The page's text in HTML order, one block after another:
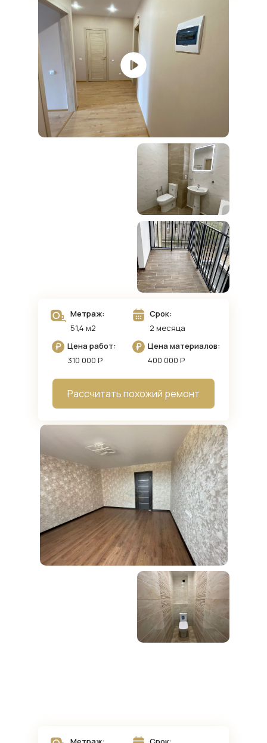
Рассчитать похожий ремонт
Метраж:
Срок:
51,4 м2
Цена работ:
2 месяца
Цена материалов:
310 000 Р
400 000 Р